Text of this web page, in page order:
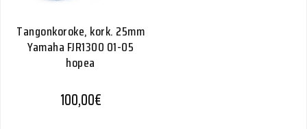
Tangonkoroke, kork. 25mm
Yamaha FJR1300 01-05
hopea
100,00€